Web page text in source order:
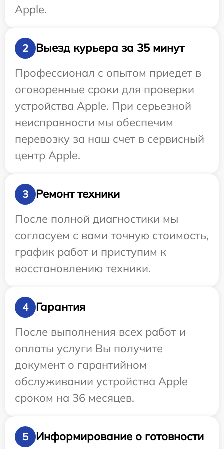
Apple.
2
Выезд курьера за 35 минут
Профессионал с опытом приедет в
оговоренные сроки для проверки
устройства Apple. При серьезной
неисправности мы обеспечим
перевозку за наш счет в сервисный
центр Apple.
3
Ремонт техники
После полной диагностики мы
согласуем с вами точную стоимость,
график работ и приступим к
восстановлению техники.
4
Гарантия
После выполнения всех работ и
оплаты услуги Вы получите
документ о гарантийном
обслуживании устройства Apple
сроком на 36 месяцев.
5 Информирование о готовности